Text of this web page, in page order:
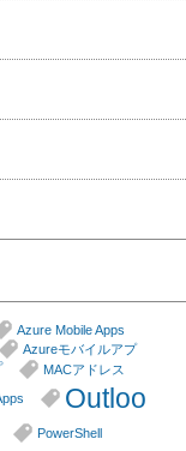
Azure Mobile Apps
Azureモバイルアプ
MACアドレス
Outloo
PowerShell